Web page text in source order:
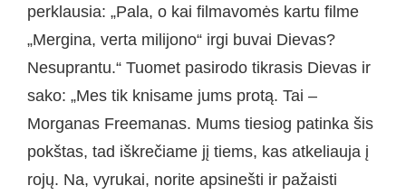
perklausia: „Pala, o kai filmavomės kartu filme
„Mergina, verta milijono“ irgi buvai Dievas?
Nesuprantu.“ Tuomet pasirodo tikrasis Dievas ir
sako: „Mes tik knisame jums protą. Tai –
Morganas Freemanas. Mums tiesiog patinka šis
pokštas, tad iškrečiame jį tiems, kas atkeliauja į
rojų. Na, vyrukai, norite apsinešti ir pažaisti